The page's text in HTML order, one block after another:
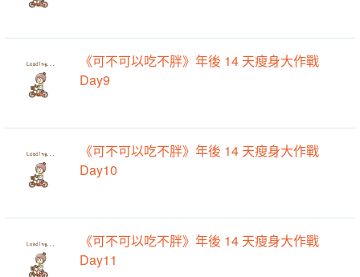
《可不可以吃不胖》年後 14 天瘦身大作戰
Day9
《可不可以吃不胖》年後 14 天瘦身大作戰
Day10
《可不可以吃不胖》年後 14 天瘦身大作戰
Day11